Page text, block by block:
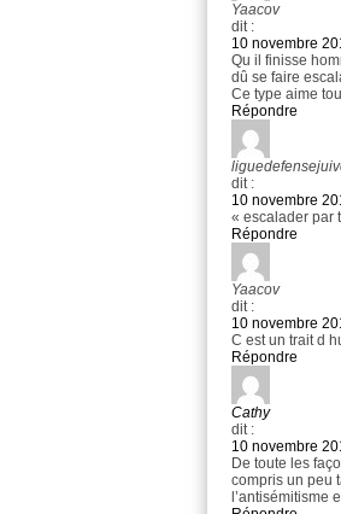
Yaacov
dit :
10 novembre
Qu il finisse
dû se faire
Ce type aime
Répondre
dit :
10 novembre
« escalader par
Répondre
Yaacov
dit :
10 novembre
C est un trait d
Répondre
Cathy
dit :
10 novembre
De toute les
compris un peu
l’antisémitisme